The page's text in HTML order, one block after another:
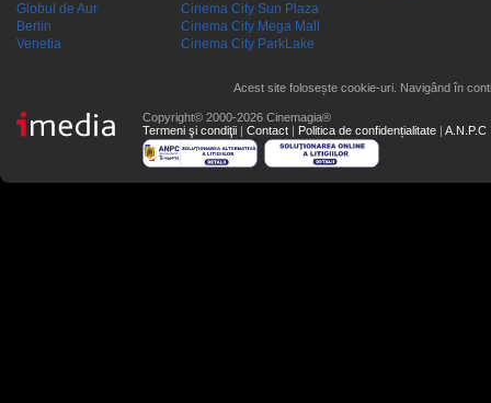
Globul de Aur
Berlin
Venetia
Cinema City Sun Plaza
Cinema City Mega Mall
Cinema City ParkLake
Acest site folosește cookie-uri. Navigând în
Copyright© 2000-2026 Cinemagia®
Termeni şi condiţii | Contact | Politica de confidențialitate | A.N.P.C